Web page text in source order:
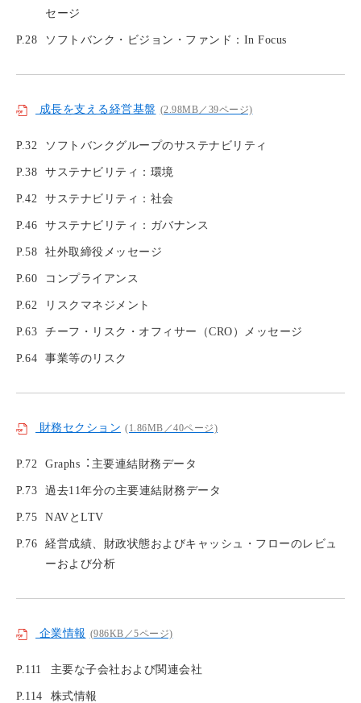
セージ
P.28 ソフトバンク・ビジョン・ファンド：In Focus
成長を支える経営基盤 (2.98MB／39ページ)
P.32 ソフトバンクグループのサステナビリティ
P.38 サステナビリティ：環境
P.42 サステナビリティ：社会
P.46 サステナビリティ：ガバナンス
P.58 社外取締役メッセージ
P.60 コンプライアンス
P.62 リスクマネジメント
P.63 チーフ・リスク・オフィサー（CRO）メッセージ
P.64 事業等のリスク
財務セクション (1.86MB／40ページ)
P.72 Graphs︓主要連結財務データ
P.73 過去11年分の主要連結財務データ
P.75 NAVとLTV
P.76
経営成績、財政状態およびキャッシュ・フローのレビュ
ーおよび分析
企業情報 (986KB／5ページ)
P.111 主要な子会社および関連会社
P.114 株式情報